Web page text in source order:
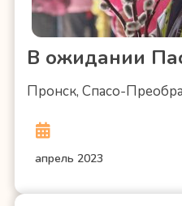
В ожидании
Пронск, Спасо-
апрель 2023